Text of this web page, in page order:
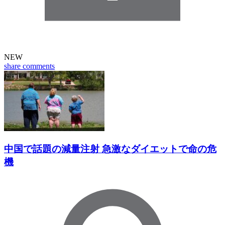
NEW
share comments
中国で話題の減量注射 急激なダイエットで命の危
機